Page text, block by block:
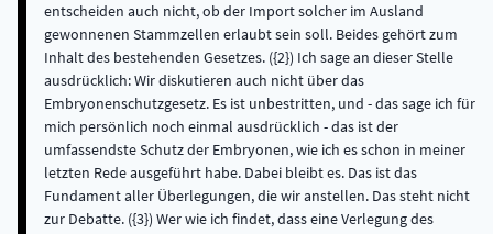
entscheiden auch nicht, ob der Import solcher im Ausland
gewonnenen Stammzellen erlaubt sein soll. Beides gehört zum
Inhalt des bestehenden Gesetzes. ({2}) Ich sage an dieser Stelle
ausdrücklich: Wir diskutieren auch nicht über das
Embryonenschutzgesetz. Es ist unbestritten, und - das sage ich für
mich persönlich noch einmal ausdrücklich - das ist der
umfassendste Schutz der Embryonen, wie ich es schon in meiner
letzten Rede ausgeführt habe. Dabei bleibt es. Das ist das
Fundament aller Überlegungen, die wir anstellen. Das steht nicht
zur Debatte. ({3}) Wer wie ich findet, dass eine Verlegung des